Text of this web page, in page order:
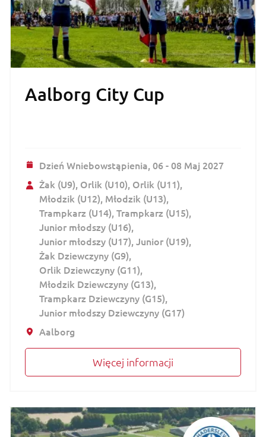
Aalborg City Cup
Dzień Wniebowstąpienia,06 - 08 Maj 2027
Żak (U9) Orlik (U10) Orlik (U11)
Młodzik (U12) Młodzik (U13)
Trampkarz (U14) Trampkarz (U15)
Junior młodszy (U16)
Junior młodszy (U17) Junior (U19)
Żak Dziewczyny (G9)
Orlik Dziewczyny (G11)
Młodzik Dziewczyny (G13)
Trampkarz Dziewczyny (G15)
Junior młodszy Dziewczyny (G17)
Aalborg
Więcej informacji